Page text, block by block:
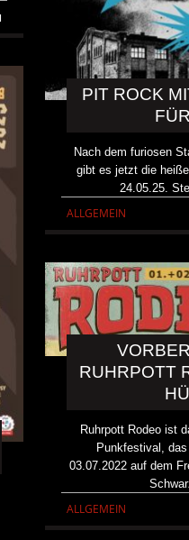
PIT ROCK
Nach dem furiosen
gibt es jetzt die
24.05.25.
ALLGEMEIN
RUHRPOTT
Ruhrpott Rodeo ist
Punkfestival,
03.07.2022 auf dem
ALLGEMEIN